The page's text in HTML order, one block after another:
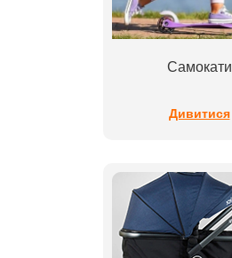
Самокати
Дивитися